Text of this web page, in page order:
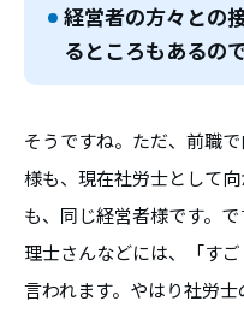
経営者の方々との
るところもあるの
そうですね。ただ、前職
様も、現在社労士として
も、同じ経営者様です。
理士さんなどには、「す
言われます。やはり社労